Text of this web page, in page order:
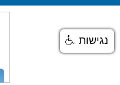
נגישות